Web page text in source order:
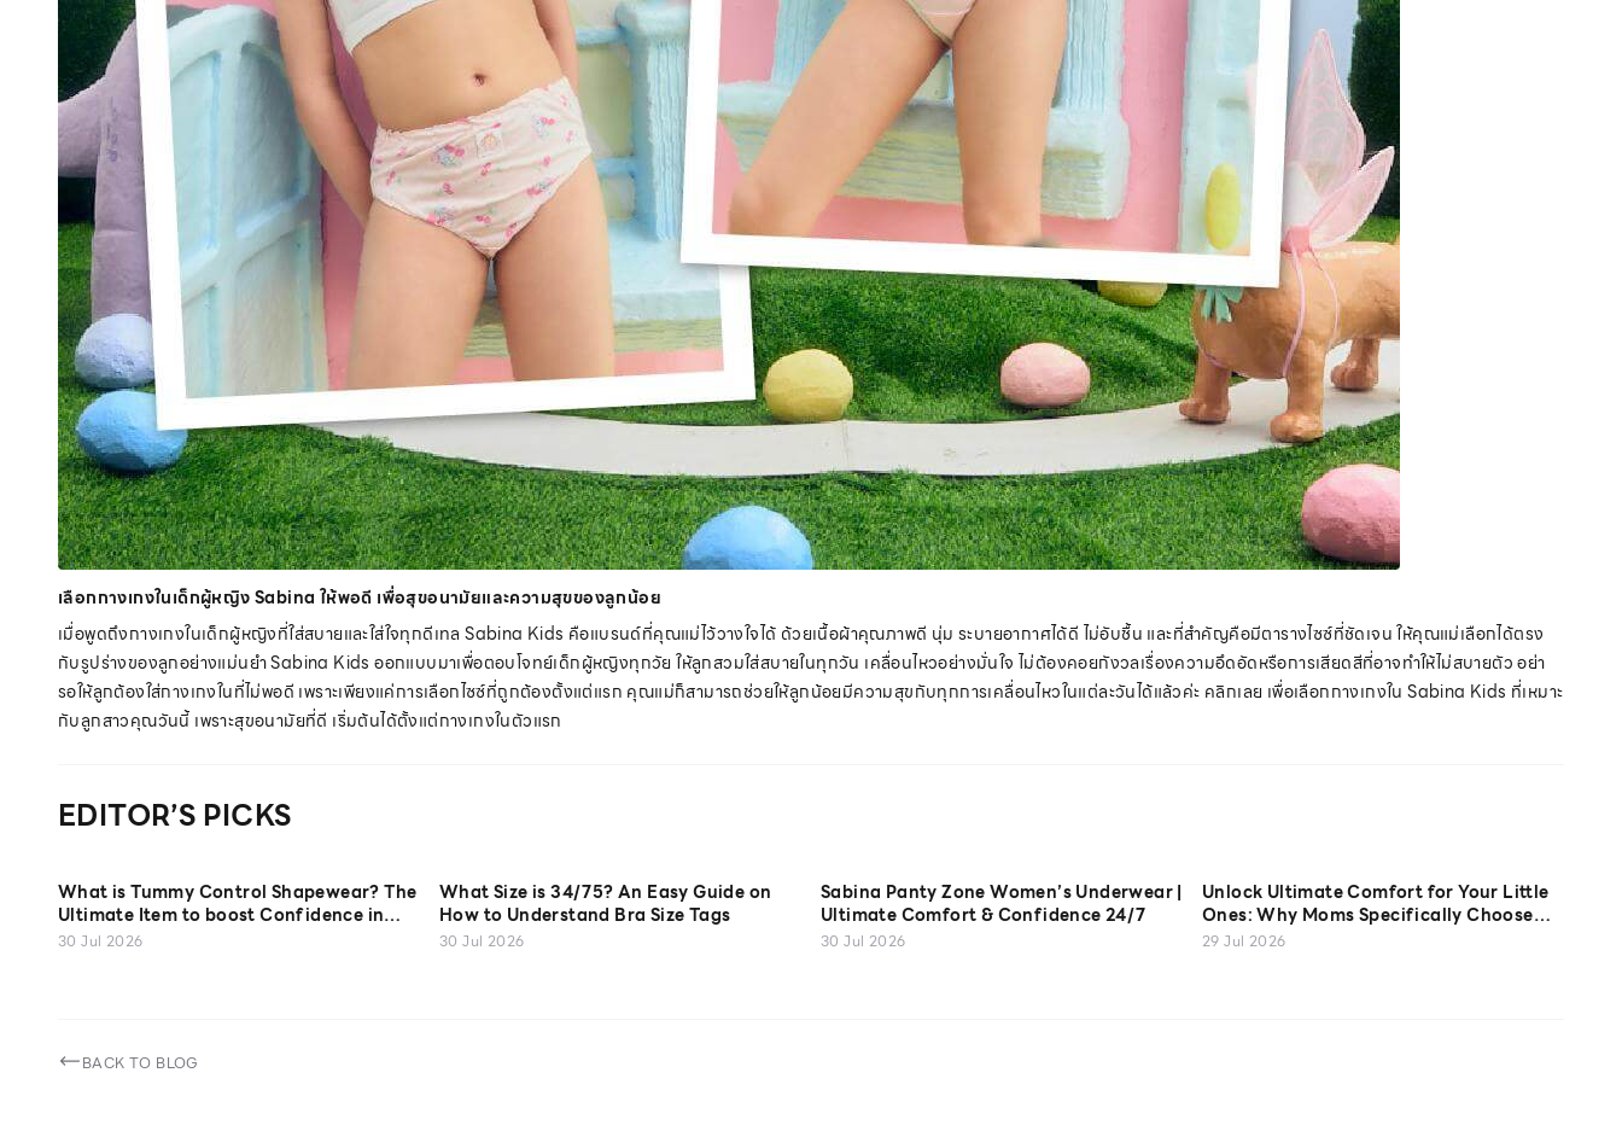
เลือกกางเกงในเด็กผู้หญิง Sabina ให้พอดี เพื่อสุขอนามัยและความสุขของลูกน้อย
เมื่อพูดถึงกางเกงในเด็กผู้หญิงที่ใส่สบายและใส่ใจทุกดีเทล Sabina Kids คือแบรนด์ที่คุณแม่ไว้วางใจได้ ด้วยเนื้อผ้าคุณภาพดี นุ่ม ระบายอากาศได้ดี ไม่อับชื้น และที่สำคัญคือมีตารางไซซ์ที่ชัดเจน ให้คุณแม่เลือกได้ตรง
กับรูปร่างของลูกอย่างแม่นยำ Sabina Kids ออกแบบมาเพื่อตอบโจทย์เด็กผู้หญิงทุกวัย ให้ลูกสวมใส่สบายในทุกวัน เคลื่อนไหวอย่างมั่นใจ ไม่ต้องคอยกังวลเรื่องความอึดอัดหรือการเสียดสีที่อาจทำให้ไม่สบายตัว อย่า
รอให้ลูกต้องใส่กางเกงในที่ไม่พอดี เพราะเพียงแค่การเลือกไซซ์ที่ถูกต้องตั้งแต่แรก คุณแม่ก็สามารถช่วยให้ลูกน้อยมีความสุขกับทุกการเคลื่อนไหวในแต่ละวันได้แล้วค่ะ คลิกเลย เพื่อเลือกกางเกงใน Sabina Kids ที่เหมาะ
กับลูกสาวคุณวันนี้ เพราะสุขอนามัยที่ดี เริ่มต้นได้ตั้งแต่กางเกงในตัวแรก
EDITOR’S PICKS
What is Tummy Control Shapewear? The
Ultimate Item to boost Confidence in
Every Look
30 Jul 2026
What Size is 34/75? An Easy Guide on
How to Understand Bra Size Tags
30 Jul 2026
Sabina Panty Zone Women’s Underwear |
Ultimate Comfort & Confidence 24/7
30 Jul 2026
Unlock Ultimate Comfort for Your Little
Ones: Why Moms Specifically Choose
Sabina Kids' Cotton USA Camisoles
29 Jul 2026
BACK TO BLOG